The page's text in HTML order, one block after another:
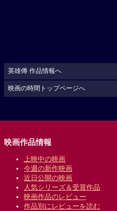
英雄傳 作品情報へ
映画の時間トップページへ
映画作品情報
上映中の映画
今週の新作映画
近日公開の映画
人気シリーズ＆受賞作品
映画作品のレビュー
作品別にレビューを読む